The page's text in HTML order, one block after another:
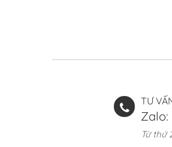
TƯ
Zalo:
Từ thứ